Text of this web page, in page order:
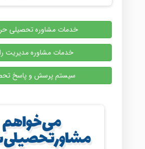
خدمات مشاوره تحصیلی
خدمات مشاوره مدیریت
سیستم پرسش و پاسخ